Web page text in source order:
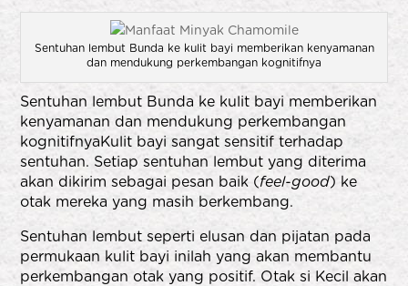
Sentuhan lembut Bunda ke kulit bayi memberikan kenyamanan
dan mendukung perkembangan kognitifnya
Sentuhan lembut Bunda ke kulit bayi memberikan
kenyamanan dan mendukung perkembangan
kognitifnyaKulit bayi sangat sensitif terhadap
sentuhan. Setiap sentuhan lembut yang diterima
akan dikirim sebagai pesan baik (feel-good) ke
otak mereka yang masih berkembang.
Sentuhan lembut seperti elusan dan pijatan pada
permukaan kulit bayi inilah yang akan membantu
perkembangan otak yang positif. Otak si Kecil akan